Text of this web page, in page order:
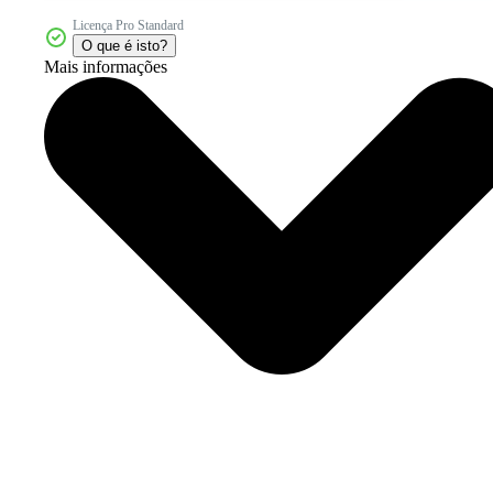
Licença Pro Standard
O que é isto?
Mais informações